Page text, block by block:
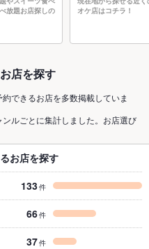
放題お店探しの
オケ店はコチラ！
店を探す
できるお店を多数掲載していま
ルごとに集計しました。お店選び
お店を探す
133件
66件
37件